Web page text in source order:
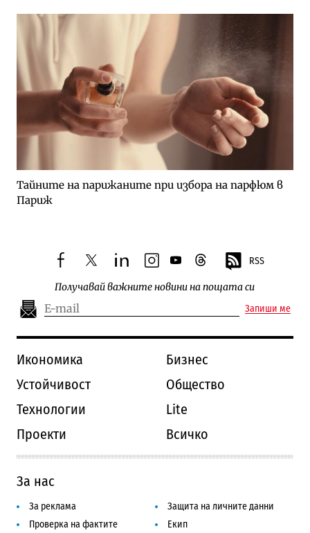
Тайните на парижаните при избора на парфюм в
Париж
facebooktwitterlinkedininstagram
youtubethreads RSS
Получавай важните новини на пощата си
Запиши ме
Икономика
Бизнес
Устойчивост
Общество
Технологии
Lite
Проекти
Всичко
За нас
За реклама
Защита на личните данни
Проверка на фактите
Екип